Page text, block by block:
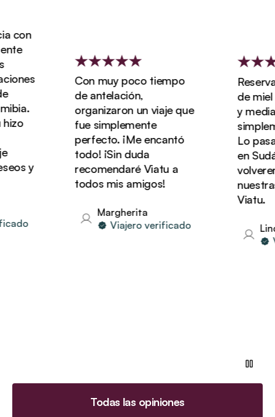
y
Con muy poco tiempo
de antelación,
organizaron un viaje que
fue simplemente
perfecto. ¡Me encantó
todo! ¡Sin duda
recomendaré Viatu a
todos mis amigos!
Margherita
Viajero verificado
de miel
y media
Lo
en
nuestras
Viatu.
Linda
Todas las opiniones